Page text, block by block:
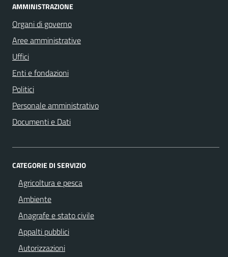
AMMINISTRAZIONE
Organi di governo
Aree amministrative
Uffici
Enti e fondazioni
Politici
Personale amministrativo
Documenti e Dati
CATEGORIE DI SERVIZIO
Agricoltura e pesca
Ambiente
Anagrafe e stato civile
Appalti pubblici
Autorizzazioni